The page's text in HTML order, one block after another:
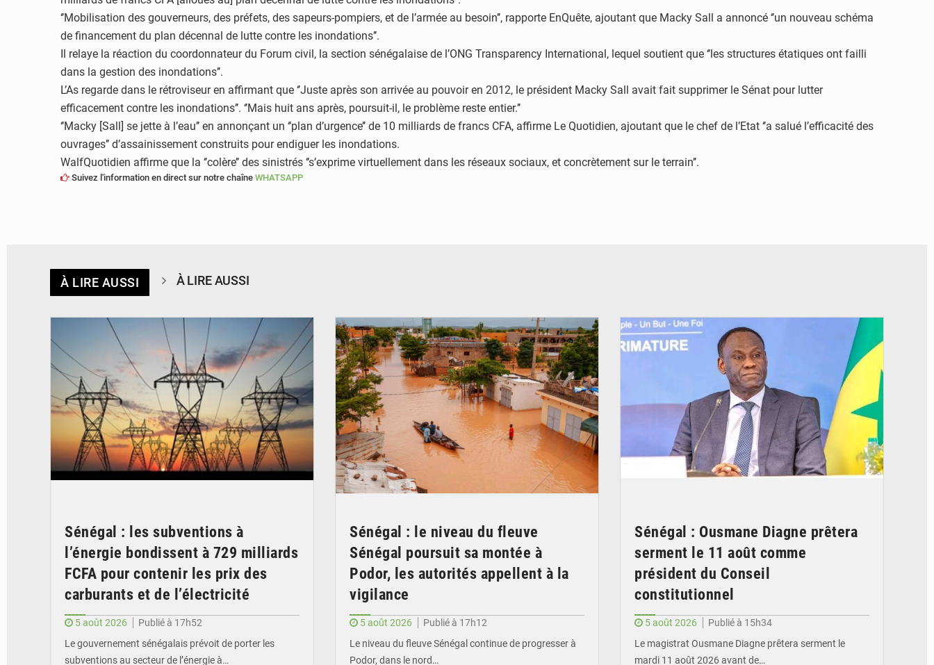
‘’Mobilisation des gouverneurs, des préfets, des sapeurs-pompiers, et de l’armée au besoin’’, rapporte EnQuête, ajoutant que Macky Sall a annoncé ‘’un nouveau schéma
de financement du plan décennal de lutte contre les inondations’’.
Il relaye la réaction du coordonnateur du Forum civil, la section sénégalaise de l’ONG Transparency International, lequel soutient que ‘’les structures étatiques ont failli
dans la gestion des inondations’’.
L’As regarde dans le rétroviseur en affirmant que ‘’Juste après son arrivée au pouvoir en 2012, le président Macky Sall avait fait supprimer le Sénat pour lutter
efficacement contre les inondations’’. ‘’Mais huit ans après, poursuit-il, le problème reste entier.’’
‘’Macky [Sall] se jette à l’eau’’ en annonçant un ‘’plan d’urgence’’ de 10 milliards de francs CFA, affirme Le Quotidien, ajoutant que le chef de l’Etat ‘’a salué l’efficacité des
ouvrages’’ d’assainissement construits pour endiguer les inondations.
WalfQuotidien affirme que la ‘’colère’’ des sinistrés ‘’s’exprime virtuellement dans les réseaux sociaux, et concrètement sur le terrain’’.
Suivez l'information en direct sur notre chaîne WHATSAPP
À LIRE AUSSI À LIRE AUSSI
Sénégal : les subventions à
l’énergie bondissent à 729 milliards
FCFA pour contenir les prix des
carburants et de l’électricité
5 août 2026
Publié à 17h52
Le gouvernement sénégalais prévoit de porter les
subventions au secteur de l’énergie à…
Sénégal : le niveau du fleuve
Sénégal poursuit sa montée à
Podor, les autorités appellent à la
vigilance
5 août 2026
Publié à 17h12
Le niveau du fleuve Sénégal continue de progresser à
Podor, dans le nord…
Sénégal : Ousmane Diagne prêtera
serment le 11 août comme
président du Conseil
constitutionnel
5 août 2026
Publié à 15h34
Le magistrat Ousmane Diagne prêtera serment le
mardi 11 août 2026 avant de…